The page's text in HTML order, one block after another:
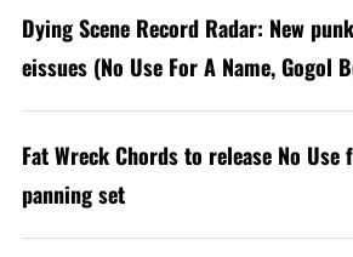
Dying Scene Record Radar: New
eissues (No Use For A Name, Gogol
Fat Wreck Chords to release No Use
panning set